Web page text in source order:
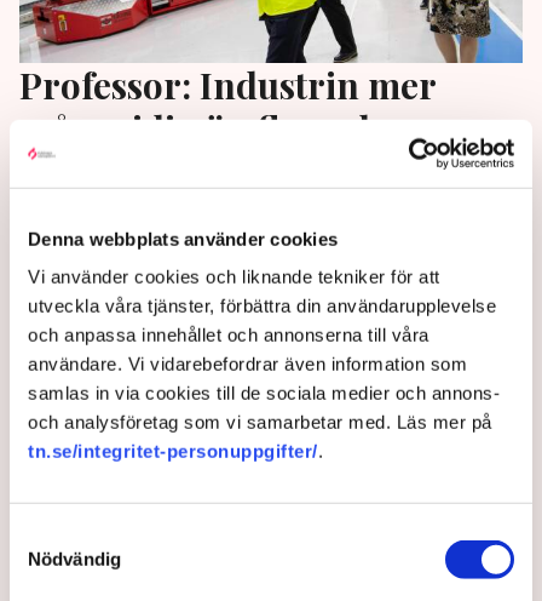
Denna webbplats använder cookies
Vi använder cookies och liknande tekniker för att
utveckla våra tjänster, förbättra din användarupplevelse
och anpassa innehållet och annonserna till våra
användare. Vi vidarebefordrar även information som
samlas in via cookies till de sociala medier och annons-
och analysföretag som vi samarbetar med. Läs mer på
tn.se/integritet-personuppgifter/.
Nödvändig
Professor: Industrin mer
mångsidig än flaggskepps­
projekt
Glöm inte bort den dolda industriella omställning
Berggren, professor emeritus i industriell
organisation, på SvD Debatt.
1 year ago | Av: Redaktionen